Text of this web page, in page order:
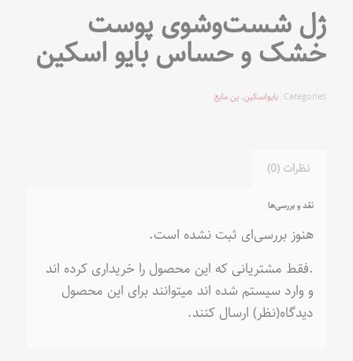
ژل شست‌وشوی پوست
خشک و حساس بایو اسکین
Categories: بایواسکین,پن مایع
نظرات (0)
نقد و بررسی‌ها
هنوز بررسی‌ای ثبت نشده است.
.فقط مشتریانی که این محصول را خریداری کرده اند
و وارد سیستم شده اند میتوانند برای این محصول
دیدگاه(نظر) ارسال کنند.